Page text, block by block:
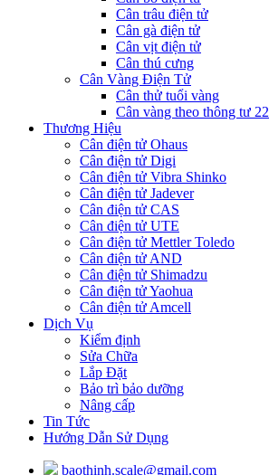
Cân trâu điện tử
Cân gà điện tử
Cân vịt điện tử
Cân thú cưng
Cân Vàng Điện Tử
Cân thử tuổi vàng
Cân vàng theo thông tư 22
Thương Hiệu
Cân điện tử Ohaus
Cân điện tử Digi
Cân điện tử Vibra Shinko
Cân điện tử Jadever
Cân điện tử CAS
Cân điện tử UTE
Cân điện tử Mettler Toledo
Cân điện tử AND
Cân điện tử Shimadzu
Cân điện tử Yaohua
Cân điện tử Amcell
Dịch Vụ
Kiểm định
Sửa Chữa
Lắp Đặt
Bảo trì bảo dưỡng
Nâng cấp
Tin Tức
Hướng Dẫn Sử Dụng
baothinh.scale@gmail.com